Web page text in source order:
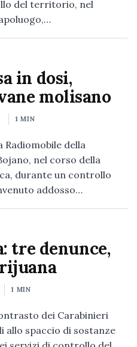
del territorio, nel
in dosi,
molisano
1 MIN
Radiomobile della
nel corso della
durante un controllo
addosso…
tre denunce,
1 MIN
dei Carabinieri
allo spaccio di sostanze